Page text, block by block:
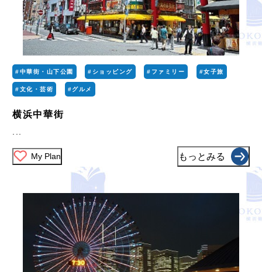
#中華街・山下公園 #ショッピング #ファミリー #女子旅
#文化・芸術 #グルメ
横浜中華街
My Plan もっとみる